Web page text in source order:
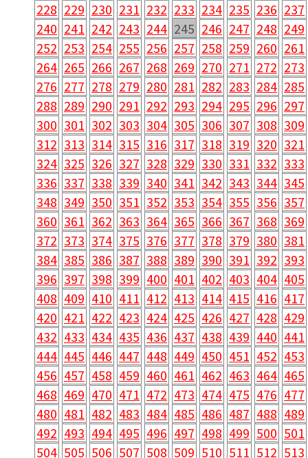
228 229 230 231 232 233 234 235 236 237
240 241 242 243 244 245 246 247 248 249
252 253 254 255 256 257 258 259 260 261
264 265 266 267 268 269 270 271 272 273
276 277 278 279 280 281 282 283 284 285
288 289 290 291 292 293 294 295 296 297
300 301 302 303 304 305 306 307 308 309
312 313 314 315 316 317 318 319 320 321
324 325 326 327 328 329 330 331 332 333
336 337 338 339 340 341 342 343 344 345
348 349 350 351 352 353 354 355 356 357
360 361 362 363 364 365 366 367 368 369
372 373 374 375 376 377 378 379 380 381
384 385 386 387 388 389 390 391 392 393
396 397 398 399 400 401 402 403 404 405
408 409 410 411 412 413 414 415 416 417
420 421 422 423 424 425 426 427 428 429
432 433 434 435 436 437 438 439 440 441
444 445 446 447 448 449 450 451 452 453
456 457 458 459 460 461 462 463 464 465
468 469 470 471 472 473 474 475 476 477
480 481 482 483 484 485 486 487 488 489
492 493 494 495 496 497 498 499 500 501
504 505 506 507 508 509 510 511 512 513